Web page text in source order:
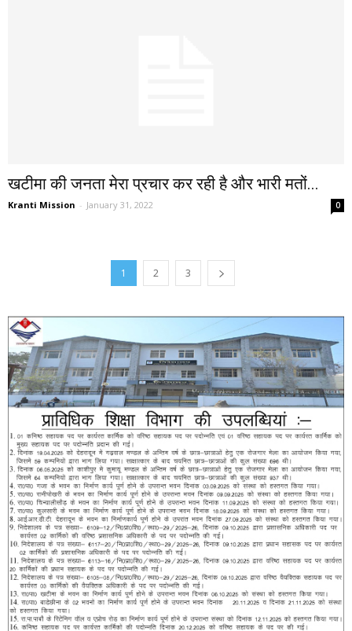
खटीमा की जनता मेरा प्रचार कर रही है और भारी मतों...
Kranti Mission - January 31, 2022 0
1 2 3